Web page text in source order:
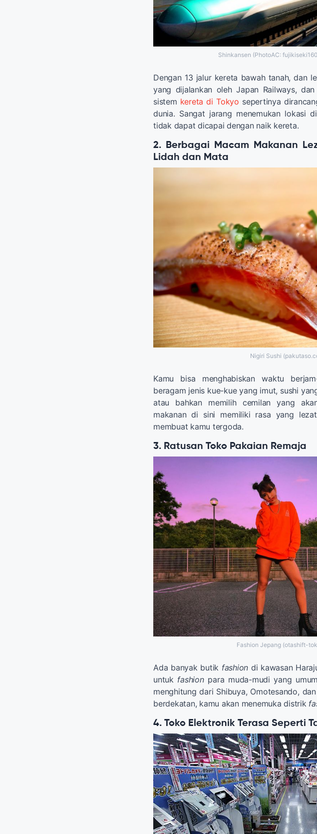
Shinkansen (PhotoAC:
Dengan 13 jalur kereta bawah tanah, dan
yang dijalankan oleh Japan Railways,
sistem kereta di Tokyo sepertinya
dunia. Sangat jarang menemukan lokasi
tidak dapat dicapai dengan naik kereta.
2. Berbagai Macam Makanan
Lidah dan Mata
Nigiri Sushi
Kamu bisa menghabiskan waktu
beragam jenis kue-kue yang imut, sushi
atau bahkan memilih cemilan yang
makanan di sini memiliki rasa yang
membuat kamu tergoda.
3. Ratusan Toko Pakaian Remaja
Fashion Jepang (otashift-
Ada banyak butik fashion di kawasan
untuk fashionpara muda-mudi yang
menghitung dari Shibuya, Omotesando,
berdekatan, kamu akan menemuka distrik
4. Toko Elektronik Terasa Seperti